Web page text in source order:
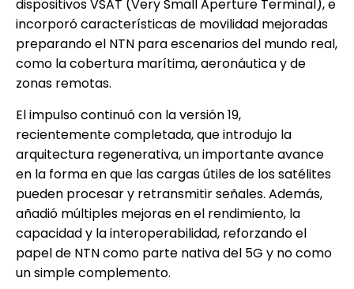
dispositivos VSAT (Very Small Aperture Terminal), e
incorporó características de movilidad mejoradas
preparando el NTN para escenarios del mundo real,
como la cobertura marítima, aeronáutica y de
zonas remotas.
El impulso continuó con la versión 19,
recientemente completada, que introdujo la
arquitectura regenerativa, un importante avance
en la forma en que las cargas útiles de los satélites
pueden procesar y retransmitir señales. Además,
añadió múltiples mejoras en el rendimiento, la
capacidad y la interoperabilidad, reforzando el
papel de NTN como parte nativa del 5G y no como
un simple complemento.